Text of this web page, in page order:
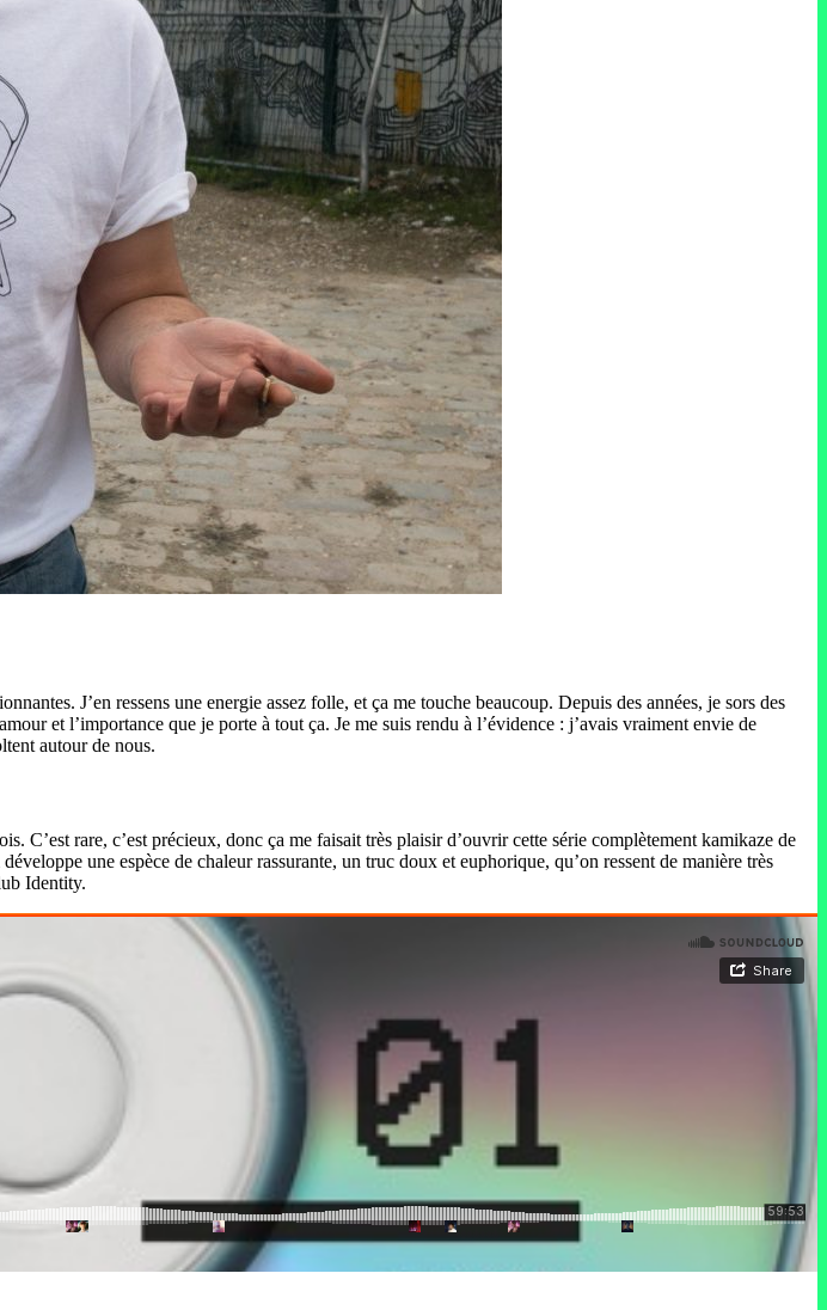
J’en ressens une energie assez folle, et ça me touche beaucoup. Depuis des années, je sors des
et l’importance que je porte à tout ça. Je me suis rendu à l’évidence : j’avais vraiment envie de
autour de nous.
C’est rare, c’est précieux, donc ça me faisait très plaisir d’ouvrir cette série complètement kamikaze de
une espèce de chaleur rassurante, un truc doux et euphorique, qu’on ressent de manière très
Identity.